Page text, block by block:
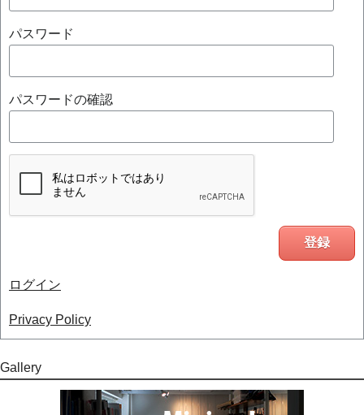
パスワード
パスワードの確認
ログイン
Privacy Policy
Gallery